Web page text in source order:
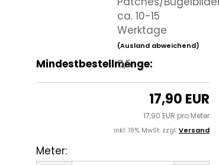
ca. 10-15
Werktage
(Ausland abweichend)
Mindestbestellmenge:
0,5
17,90 EUR
17,90 EUR pro Meter
inkl. 19% MwSt. zzgl.Versand
Meter: